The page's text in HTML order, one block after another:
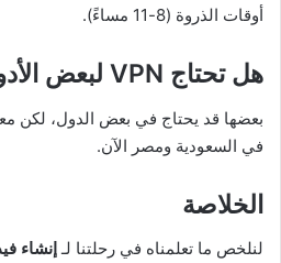
أوقات الذروة (8-11 مساءً).
هل تحتاج VPN لبعض الأدوات؟
بعضها قد يحتاج في بعض الدول، لكن
في السعودية ومصر الآن.
الخلاصة
لنلخص ما تعلمناه في رحلتنا لـإنشاء